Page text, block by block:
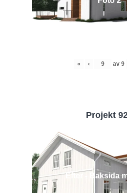
« ‹ av 9
Projekt
Efter - Baksida